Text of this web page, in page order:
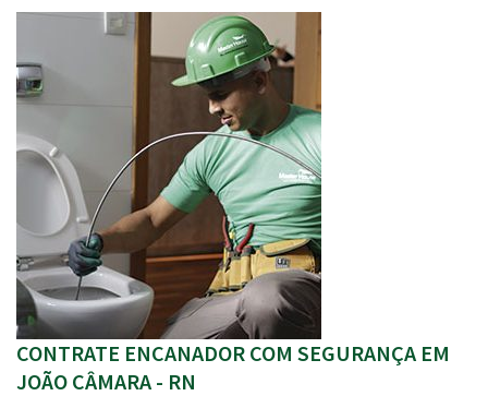
CONTRATE ENCANADOR COM SEGURANÇA EM
JOÃO CÂMARA - RN